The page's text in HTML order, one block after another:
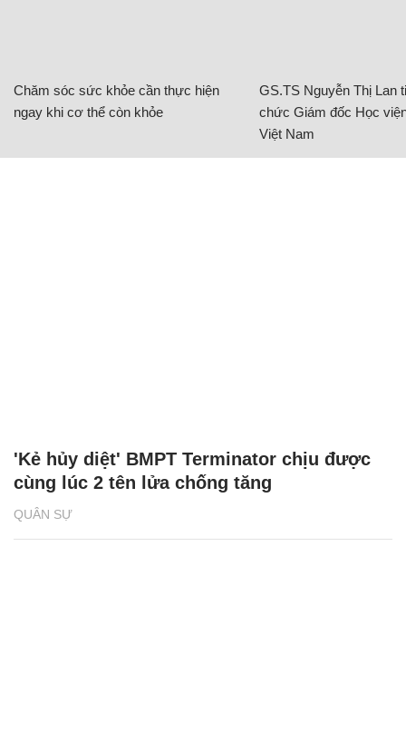
Chăm sóc sức khỏe cần thực hiện
ngay khi cơ thể còn khỏe
GS.TS Nguyễn Thị Lan
chức Giám đốc Học
Việt Nam
QUÂN SỰ
'Kẻ hủy diệt' BMPT Terminator chịu được
cùng lúc 2 tên lửa chống tăng